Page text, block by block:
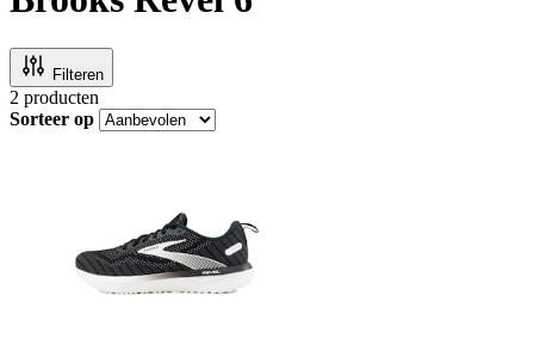
Filteren
2 producten
Sorteer op